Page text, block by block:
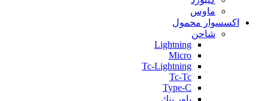
ماوس
اكسسوار محمول
شاحن
Lightning
Micro
Tc-Lightning
Tc-Tc
Type-C
باور بنك